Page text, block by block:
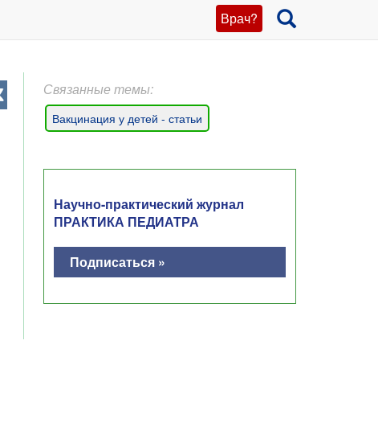
Врач?
Связанные темы:
Вакцинация у детей - статьи
Научно-практический журнал
ПРАКТИКА ПЕДИАТРА
Подписаться »